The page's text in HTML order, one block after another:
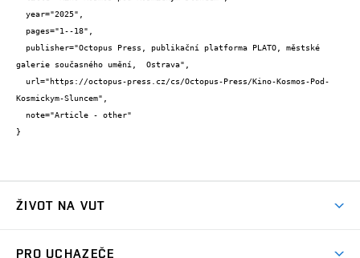
galerie současného umění,  Ostrava",
Kosmickym-Sluncem",
}
ŽIVOT NA VUT
PRO UCHAZEČE